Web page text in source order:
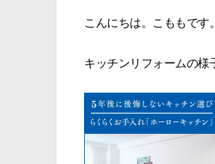
こんにちは。こももです。
キッチンリフォームの様